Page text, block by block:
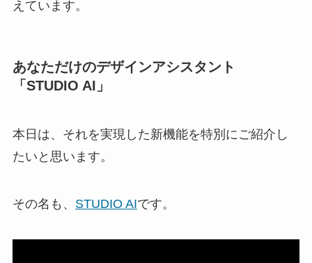
えています。
あなただけのデザインアシスタント
「STUDIO AI」
本日は、それを実現した新機能を特別にご紹介し
たいと思います。
その名も、 STUDIO AIです。